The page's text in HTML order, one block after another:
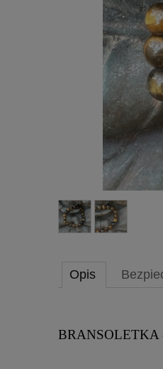
Opis
BRANSOLETKA